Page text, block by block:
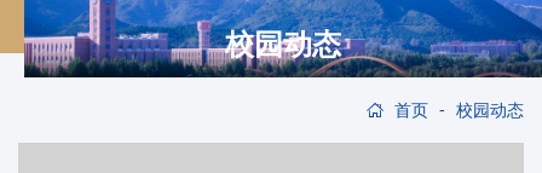
校园动态
首页 - 校园动态